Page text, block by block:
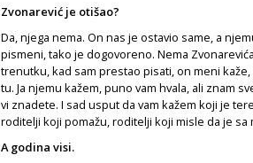
Zvonarević je otišao?
Da, njega nema. On nas je ostavio same, a
pismeni, tako je dogovoreno. Nema
trenutku, kad sam prestao pisati, on meni
tu. Ja njemu kažem, puno vam hvala, ali znam
vi znadete. I sad usput da vam kažem koji je
roditelji koji pomažu, roditelji koji misle da je
A godina visi.